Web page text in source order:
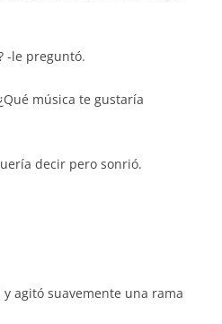
-le preguntó.
música te gustaría
decir pero sonrió.
agitó suavemente una rama